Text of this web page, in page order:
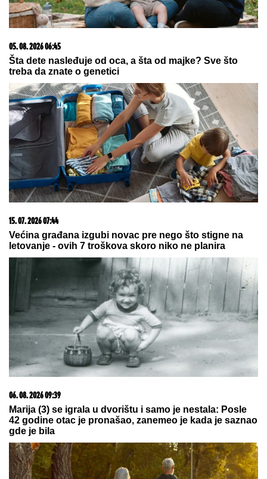
06. 08. 2026 06:38
Da li je genetika zaslužna za rađanje blizanaca? Istina o
naslednim faktorima i blizanačkoj trudnoći
Koliko visoku temperaturu ljudsko telo može da izdrži?
05. 08. 2026 06:45
Šta dete nasleđuje od oca, a šta od majke? Sve što
treba da znate o genetici